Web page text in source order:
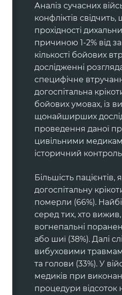
Аналіз сучасних
конфліктів
прохідності
причиною 1-2% від
кількості бойових
дослідженні
специфічне
догоспітальна
бойових умовах, із
щонайширших
проведення даної
цивільними
історичний
Більшість
догоспітальну
померли (66%).
серед тих, хто
вогнепальні
або шиї (38%). Далі
вибуховими
та голови (33%). У
медиків при
процедури відсоток